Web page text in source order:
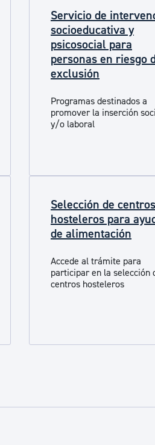
Tablón de anuncios oficiales
Calendario fiscal
Portal de transparencia
Servicio de
socioeducativa y
psicosocial para
personas en riesgo
exclusión
Programas destinados a
promover la inserción
y/o laboral
Selección de centros
hosteleros para
de alimentación
Accede al trámite para
participar en la selección
centros hosteleros